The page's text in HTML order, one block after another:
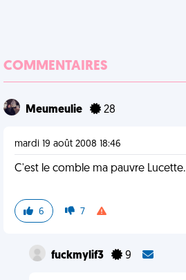
COMMENTAIRES
Meumeulie 28
mardi 19 août 2008 18:46
C'est le comble ma pauvre Lucette.
6 7
fuckmylif3 9